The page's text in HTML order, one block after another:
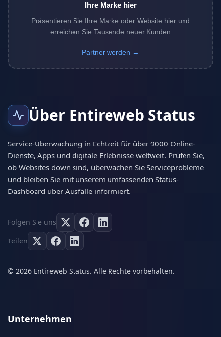
Ihre Marke hier
Präsentieren Sie Ihre Marke oder Website hier und
erreichen Sie Tausende neuer Kunden
Partner werden →
Über Entireweb Status
Service-Überwachung in Echtzeit für über 9000 Online-
Dienste, Apps und digitale Erlebnisse weltweit. Prüfen Sie,
ob Websites down sind, überwachen Sie Serviceprobleme
und bleiben Sie mit unserem umfassenden Status-
Dashboard über Ausfälle informiert.
Folgen Sie uns
Teilen
© 2026 Entireweb Status. Alle Rechte vorbehalten.
Unternehmen